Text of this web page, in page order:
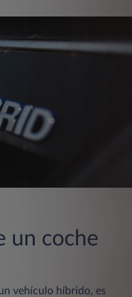
un coche
vehículo híbrido, es